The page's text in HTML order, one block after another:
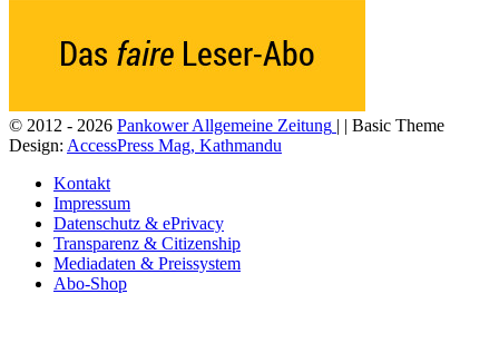
© 2012 - 2026 Pankower Allgemeine Zeitung | | Basic Theme
Design: AccessPress Mag, Kathmandu
Kontakt
Impressum
Datenschutz & ePrivacy
Transparenz & Citizenship
Mediadaten & Preissystem
Abo-Shop